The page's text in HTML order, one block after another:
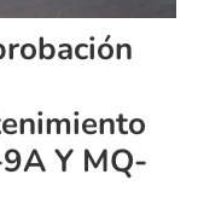
Y MQ-